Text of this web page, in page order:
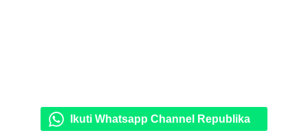
Ikuti Whatsapp Channel Republika